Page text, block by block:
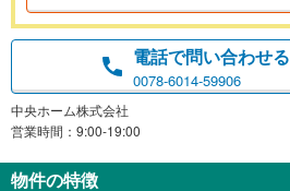
電話で問い合わせる
0078-6014-59906
中央ホーム株式会社
営業時間：9:00-19:00
物件の特徴